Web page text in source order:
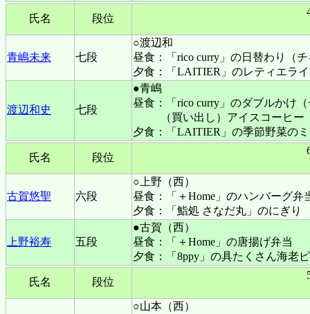
氏名 段位
青嶋未来 七段
○渡辺和
昼食：「rico curry」の日替わり（
夕食：「LAITIER」のレティエラ
渡辺和史 七段
●青嶋
昼食：「rico curry」のダブルかけ
（買い出し）アイスコーヒー
夕食：「LAITIER」の季節野菜の
氏名 段位
古賀悠聖 六段
○上野（西）
昼食：「＋Home」のハンバーグ弁
夕食：「鮨処 さなだ丸」のにぎり
上野裕寿 五段
●古賀（西）
昼食：「＋Home」の唐揚げ弁当
夕食：「8ppy」の具たくさん海老
氏名 段位
○山本（西）